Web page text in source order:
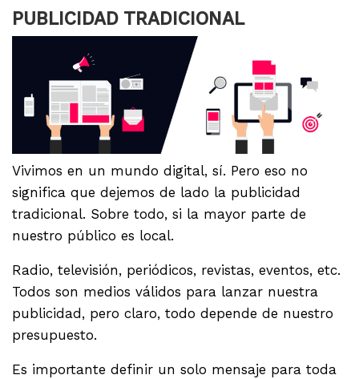
PUBLICIDAD TRADICIONAL
Vivimos en un mundo digital, sí. Pero eso no
significa que dejemos de lado la publicidad
tradicional. Sobre todo, si la mayor parte de
nuestro público es local.
Radio, televisión, periódicos, revistas, eventos, etc.
Todos son medios válidos para lanzar nuestra
publicidad, pero claro, todo depende de nuestro
presupuesto.
Es importante definir un solo mensaje para toda